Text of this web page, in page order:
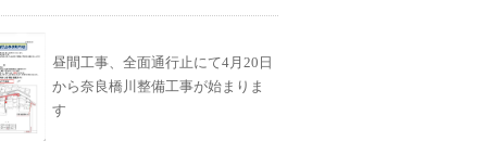
昼間工事、全面通行止にて4月20日
から奈良橋川整備工事が始まりま
す